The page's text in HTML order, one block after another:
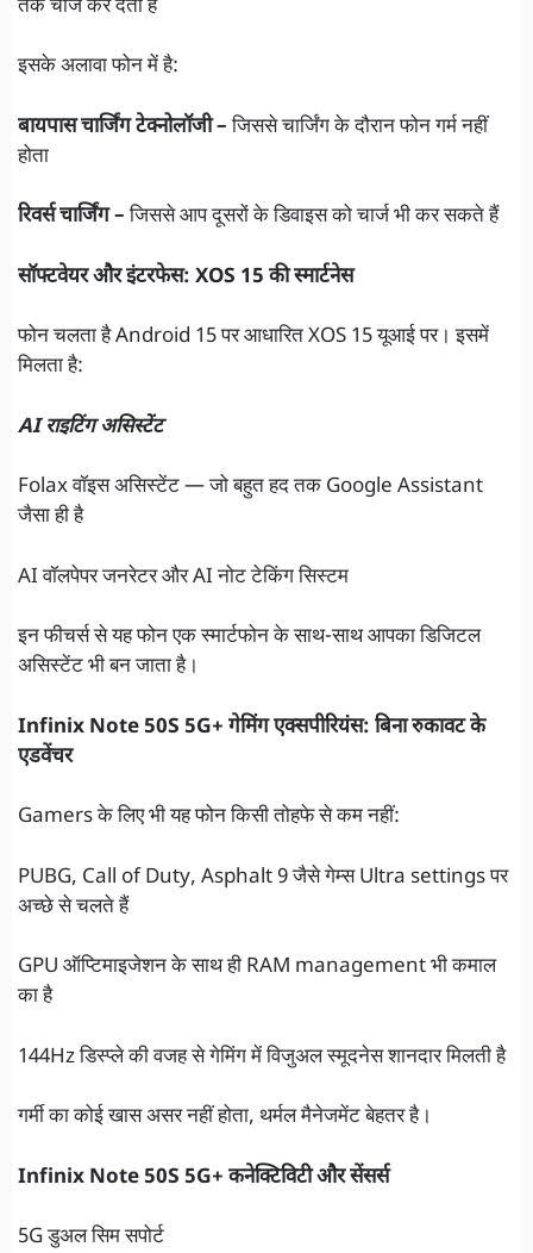
तक चार्ज कर देती है
इसके अलावा फोन में है:
बायपास चार्जिंग टेक्नोलॉजी –जिससे चार्जिंग के दौरान फोन गर्म नहीं
होता
रिवर्स चार्जिंग –जिससे आप दूसरों के डिवाइस को चार्ज भी कर सकते हैं
सॉफ्टवेयर और इंटरफेस: XOS 15 की स्मार्टनेस
फोन चलता है Android 15 पर आधारित XOS 15 यूआई पर। इसमें
मिलता है:
AI राइटिंग असिस्टेंट
Folax वॉइस असिस्टेंट — जो बहुत हद तक Google Assistant
जैसा ही है
AI वॉलपेपर जनरेटर और AI नोट टेकिंग सिस्टम
इन फीचर्स से यह फोन एक स्मार्टफोन के साथ-साथ आपका डिजिटल
असिस्टेंट भी बन जाता है।
Infinix Note 50S 5G+ गेमिंग एक्सपीरियंस: बिना रुकावट के
एडवेंचर
Gamers के लिए भी यह फोन किसी तोहफे से कम नहीं:
PUBG, Call of Duty, Asphalt 9 जैसे गेम्स Ultra settings पर
अच्छे से चलते हैं
GPU ऑप्टिमाइजेशन के साथ ही RAM management भी कमाल
का है
144Hz डिस्प्ले की वजह से गेमिंग में विजुअल स्मूदनेस शानदार मिलती है
गर्मी का कोई खास असर नहीं होता, थर्मल मैनेजमेंट बेहतर है।
Infinix Note 50S 5G+ कनेक्टिविटी और सेंसर्स
5G डुअल सिम सपोर्ट